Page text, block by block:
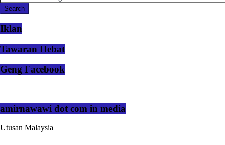
Iklan
Tawaran Hebat
Geng Facebook
amirnawawi dot com in media
Utusan Malaysia